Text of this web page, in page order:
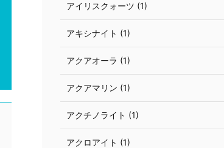
アイリスクォーツ (1)
アキシナイト (1)
アクアオーラ (1)
アクアマリン (1)
アクチノライト (1)
アクロアイト (1)